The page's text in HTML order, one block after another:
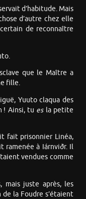
d’habitude. Mais
d’autre chez elle
de reconnaître
que le Maître a
fille.
Yuuto claqua des
! Ainsi, tu esla petite
fait prisonnier Linéa,
ramenée à Iárnviðr. Il
vendues comme
mais juste après, les
la Foudre s’étaient